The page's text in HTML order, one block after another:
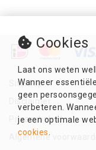
Sitemap
Disclaimer
Privacybeleid
Algemene
Cookies
Laat ons weten
Wanneer
geen
verbeteren.
je een optimale
cookies